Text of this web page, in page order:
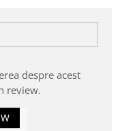
despre acest
review.